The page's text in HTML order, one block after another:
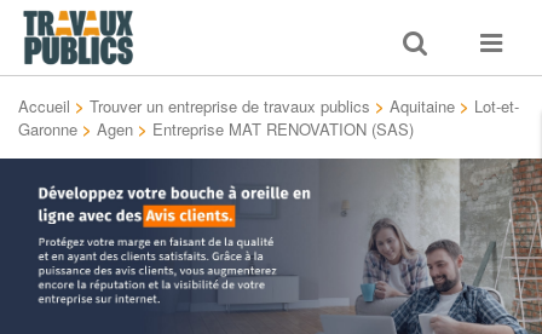
Toggle
search
Toggle
Accueil > Trouver un entreprise de travaux publics > Aquitaine > Lot-et-
Garonne > Agen > Entreprise MAT RENOVATION (SAS)